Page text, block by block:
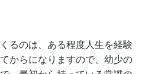
るのは、ある程度人生を経験
からになりますので、幼少の